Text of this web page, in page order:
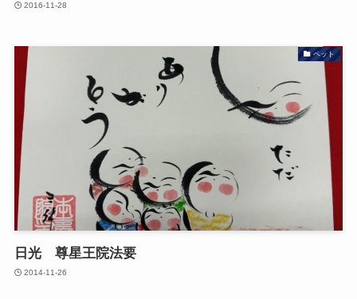
2016-11-28
ペット
日光 尊星王院法要
2014-11-26